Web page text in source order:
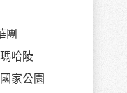
團
哈陵
家公園